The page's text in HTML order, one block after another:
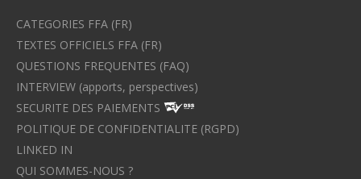
CATEGORIES FFA (FR)
TEXTES OFFICIELS FFA (FR)
QUESTIONS FREQUENTES (FAQ)
INTERVIEW (apports, perspectives)
SECURITE DES PAIEMENTS
POLITIQUE DE CONFIDENTIALITE (RGPD)
LINKED IN
QUI SOMMES-NOUS ?